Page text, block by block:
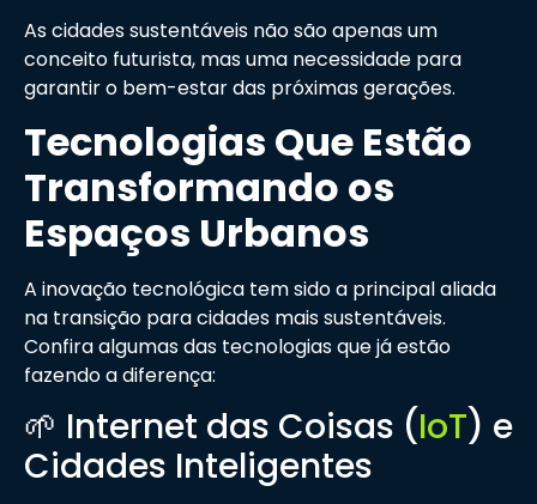
As cidades sustentáveis não são apenas um
conceito futurista, mas uma necessidade para
garantir o bem-estar das próximas gerações.
Tecnologias Que Estão
Transformando os
Espaços Urbanos
A inovação tecnológica tem sido a principal aliada
na transição para cidades mais sustentáveis.
Confira algumas das tecnologias que já estão
fazendo a diferença:
🌱 Internet das Coisas (IoT) e
Cidades Inteligentes